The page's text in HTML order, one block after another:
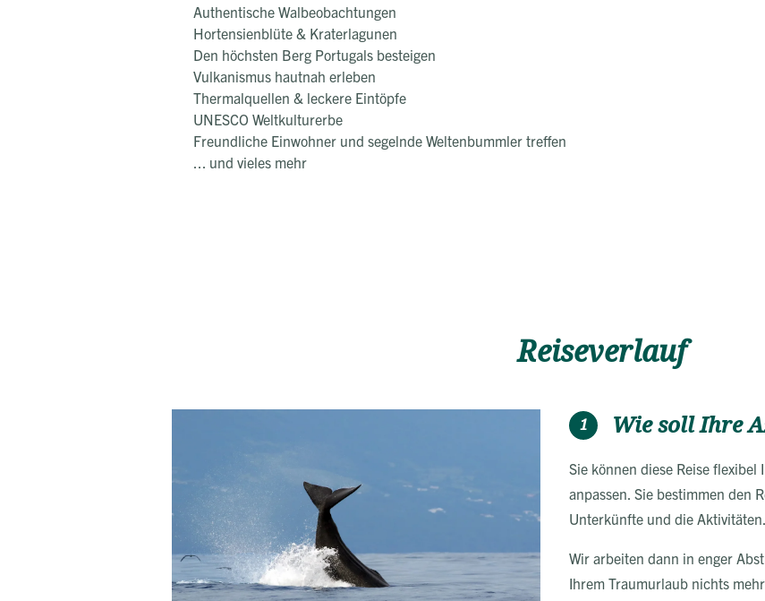
Authentische Walbeobachtungen
Hortensienblüte & Kraterlagunen
Den höchsten Berg Portugals besteigen
Vulkanismus hautnah erleben
Thermalquellen & leckere Eintöpfe
UNESCO Weltkulturerbe
Freundliche Einwohner und segelnde Weltenbummler treffen
... und vieles mehr
Reiseverlauf
1 Wie soll Ihre
Sie können diese Reise
anpassen. Sie bestimmen den
Unterkünfte und die Aktivitäten.
Wir arbeiten dann in enger
Ihrem Traumurlaub nichts mehr